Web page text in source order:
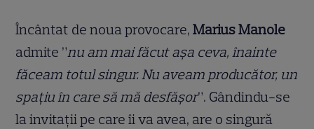
Încântat de noua provocare,Marius Manole
admite ”nu am mai făcut așa ceva, înainte
făceam totul singur. Nu aveam producător, un
spațiu în care să mă desfășor”. Gândindu-se
la invitații pe care îi va avea, are o singură